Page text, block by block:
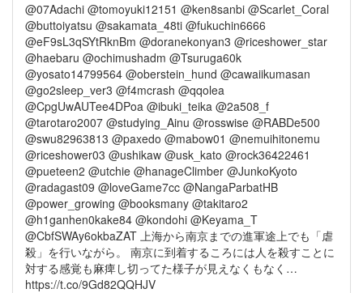
@07Adachi @tomoyuki12151 @ken8sanbi @Scarlet_Coral
@buttoiyatsu @sakamata_48ti @fukuchin6666
@eF9sL3qSYtRknBm @doranekonyan3 @riceshower_star
@haebaru @ochimushadm @Tsuruga60k
@yosato14799564 @oberstein_hund @cawaiikumasan
@go2sleep_ver3 @f4mcrash @qqolea
@CpgUwAUTee4DPoa @ibuki_teika @2a508_f
@tarotaro2007 @studying_Ainu @rosswise @RABDe500
@swu82963813 @paxedo @mabow01 @nemuihitonemu
@riceshower03 @ushikaw @usk_kato @rock36422461
@pueteen2 @utchie @hanageClimber @JunkoKyoto
@radagast09 @loveGame7cc @NangaParbatHB
@power_growing @booksmany @takitaro2
@h1ganhen0kake84 @kondohi @Keyama_T
@CbfSWAy6okbaZAT 上海から南京までの進軍途上でも「虐
殺」を行いながら。 南京に到着するころには人を殺すことに
対する感覚も麻痺し切ってた様子が見えなくもなく…
https://t.co/9Gd82QQHJV